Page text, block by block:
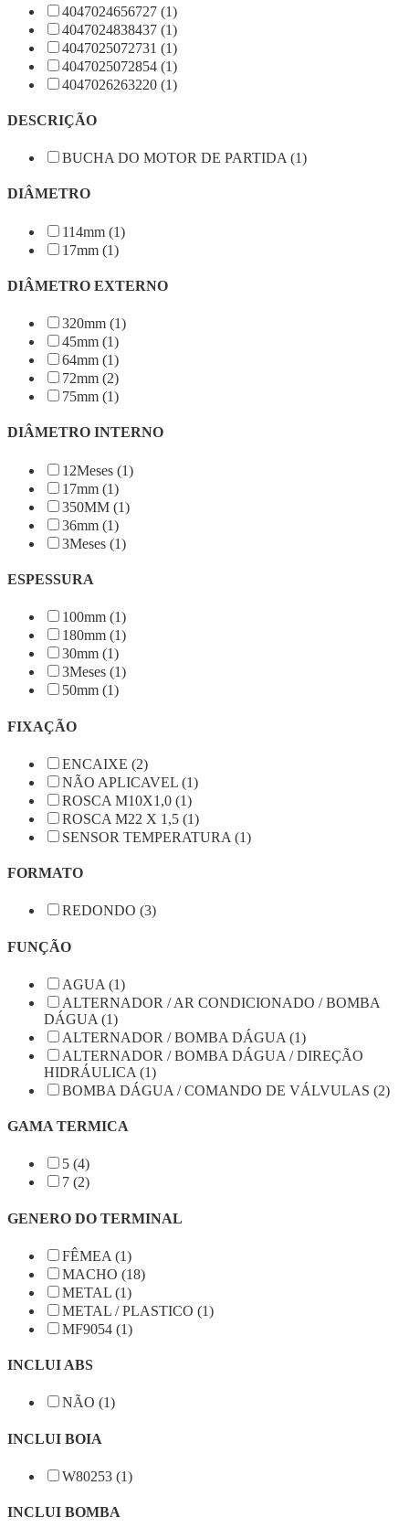
4047024656727 (1)
4047024838437 (1)
4047025072731 (1)
4047025072854 (1)
4047026263220 (1)
DESCRIÇÃO
BUCHA DO MOTOR DE PARTIDA (1)
DIÂMETRO
114mm (1)
17mm (1)
DIÂMETRO EXTERNO
320mm (1)
45mm (1)
64mm (1)
72mm (2)
75mm (1)
DIÂMETRO INTERNO
12Meses (1)
17mm (1)
350MM (1)
36mm (1)
3Meses (1)
ESPESSURA
100mm (1)
180mm (1)
30mm (1)
3Meses (1)
50mm (1)
FIXAÇÃO
ENCAIXE (2)
NÃO APLICAVEL (1)
ROSCA M10X1,0 (1)
ROSCA M22 X 1,5 (1)
SENSOR TEMPERATURA (1)
FORMATO
REDONDO (3)
FUNÇÃO
AGUA (1)
ALTERNADOR / AR CONDICIONADO / BOMBA
DÁGUA (1)
ALTERNADOR / BOMBA DÁGUA (1)
ALTERNADOR / BOMBA DÁGUA / DIREÇÃO
HIDRÁULICA (1)
BOMBA DÁGUA / COMANDO DE VÁLVULAS (2)
GAMA TERMICA
5 (4)
7 (2)
GENERO DO TERMINAL
FÊMEA (1)
MACHO (18)
METAL (1)
METAL / PLASTICO (1)
MF9054 (1)
INCLUI ABS
NÃO (1)
INCLUI BOIA
W80253 (1)
INCLUI BOMBA